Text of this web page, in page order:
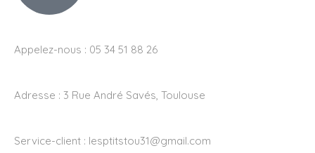
Appelez-nous : 05 34 51 88 26
Adresse : 3 Rue André Savés, Toulouse
Service-client : lesptitstou31@gmail.com